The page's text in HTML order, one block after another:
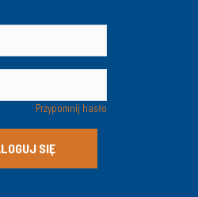
Przypomnij hasło
SIĘ